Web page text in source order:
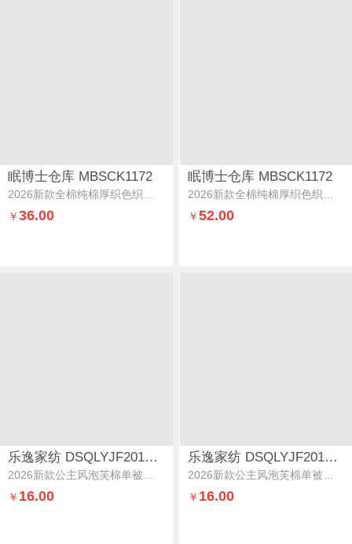
眠博士仓库 MBSCK1172
￥36.00
眠博士仓库 MBSCK1172
￥ 52.00
乐逸家纺 DSQLYJF201083
￥ 16.00
乐逸家纺 DSQLYJF201083
￥ 16.00